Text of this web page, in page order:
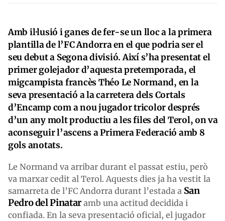
Amb il·lusió i ganes de fer-se un lloc a la primera
plantilla de l’FC Andorra en el que podria ser el
seu debut a Segona divisió. Així s’ha presentat el
primer golejador d’aquesta pretemporada, el
migcampista francès Théo Le Normand, en la
seva presentació a la carretera dels Cortals
d’Encamp com a nou jugador tricolor després
d’un any molt productiu a les files del Terol, on va
aconseguir l’ascens a Primera Federació amb 8
gols anotats.
Le Normand va arribar durant el passat estiu, però
va marxar cedit al Terol. Aquests dies ja ha vestit la
samarreta de l’FC Andorra durant l’estada a San
Pedro del Pinataramb una actitud decidida i
confiada. En la seva presentació oficial, el jugador